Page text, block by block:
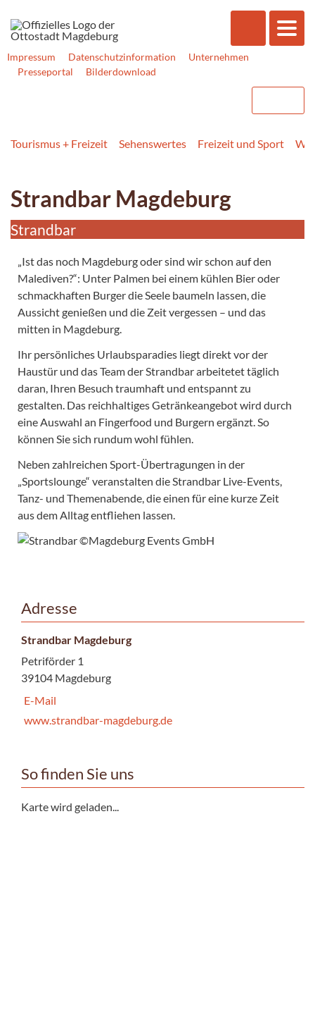
Impressum Datenschutzinformation
Unternehmen
Presseportal
Bilderdownload
Tourismus + Freizeit Sehenswertes Freizeit und Sport
Strandbar Magdeburg
Strandbar
„Ist das noch Magdeburg oder sind wir schon auf den
Malediven?“: Unter Palmen bei einem kühlen Bier oder
schmackhaften Burger die Seele baumeln lassen, die
Aussicht genießen und die Zeit vergessen – und das
mitten in Magdeburg.
Ihr persönliches Urlaubsparadies liegt direkt vor der
Haustür und das Team der Strandbar arbeitetet täglich
daran, Ihren Besuch traumhaft und entspannt zu
gestalten. Das reichhaltiges Getränkeangebot wird durch
eine Auswahl an Fingerfood und Burgern ergänzt. So
können Sie sich rundum wohl fühlen.
Neben zahlreichen Sport-Übertragungen in der
„Sportslounge“ veranstalten die Strandbar Live-Events,
Tanz- und Themenabende, die einen für eine kurze Zeit
aus dem Alltag entfliehen lassen.
Adresse
Strandbar Magdeburg
Petriförder 1
39104 Magdeburg
E-Mail
www.strandbar-magdeburg.de
So finden Sie uns
Karte wird geladen...